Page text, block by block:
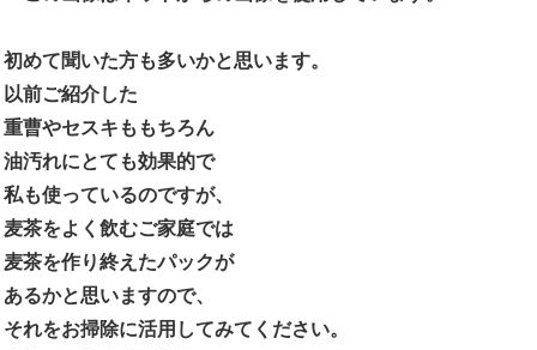
初めて聞いた方も多いかと思います。
以前ご紹介した
重曹やセスキももちろん
油汚れにとても効果的で
私も使っているのですが、
麦茶をよく飲むご家庭では
麦茶を作り終えたパックが
あるかと思いますので、
それをお掃除に活用してみてください。